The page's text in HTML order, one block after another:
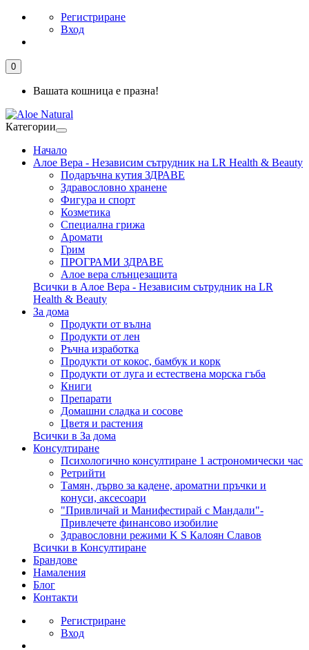
Регистриране
Вход
0
Вашата кошница е празна!
Категории
Начало
Алое Вера - Независим сътрудник на LR Health & Beauty
Подаръчна кутия ЗДРАВЕ
Здравословно хранене
Фигура и спорт
Козметика
Специална грижа
Аромати
Грим
ПРОГРАМИ ЗДРАВЕ
Алое вера слънцезащита
Всички в Алое Вера - Независим сътрудник на LR
Health & Beauty
За дома
Продукти от вълна
Продукти от лен
Ръчна изработка
Продукти от кокос, бамбук и корк
Продукти от луга и естествена морска гъба
Книги
Препарати
Домашни сладка и сосове
Цветя и растения
Всички в За дома
Консултиране
Психологично консултиране 1 астрономически час
Ретрийти
Тамян, дърво за кадене, ароматни пръчки и
конуси, аксесоари
"Привличай и Манифестирай с Мандали"-
Привлечете финансово изобилие
Здравословни режими K S Калоян Славов
Всички в Консултиране
Брандове
Намаления
Блог
Контакти
Регистриране
Вход